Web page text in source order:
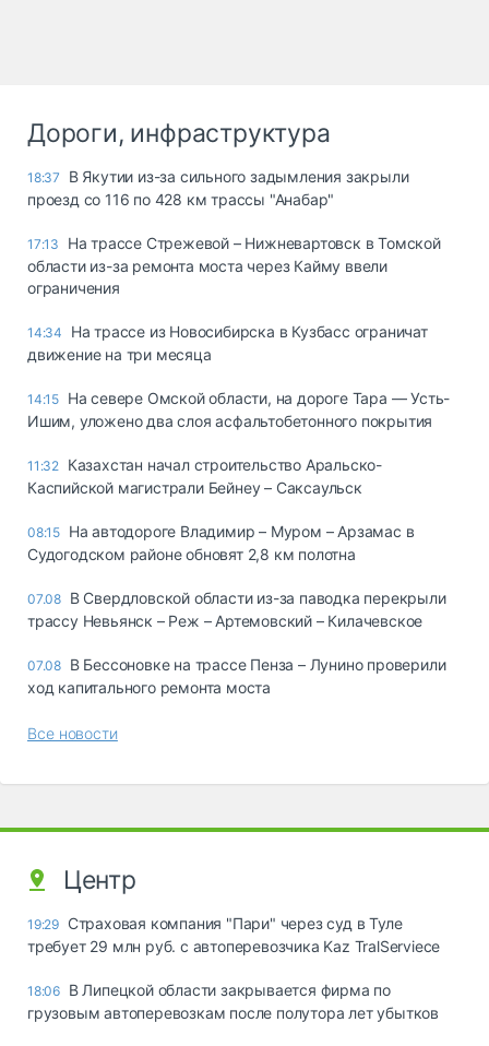
Дороги, инфраструктура
18:37
В Якутии из-за сильного задымления закрыли
проезд со 116 по 428 км трассы "Анабар"
17:13
На трассе Стрежевой – Нижневартовск в Томской
области из-за ремонта моста через Кайму ввели
ограничения
14:34
На трассе из Новосибирска в Кузбасс ограничат
движение на три месяца
14:15 На севере Омской области, на дороге Тара — Усть-
Ишим, уложено два слоя асфальтобетонного покрытия
11:32 Казахстан начал строительство Аральско-
Каспийской магистрали Бейнеу – Саксаульск
08:15 На автодороге Владимир – Муром – Арзамас в
Судогодском районе обновят 2,8 км полотна
07.08 В Свердловской области из-за паводка перекрыли
трассу Невьянск – Реж – Артемовский – Килачевское
07.08 В Бессоновке на трассе Пенза – Лунино проверили
ход капитального ремонта моста
Все новости
Центр
19:29 Страховая компания "Пари" через суд в Туле
требует 29 млн руб. с автоперевозчика Kaz TralServiece
18:06 В Липецкой области закрывается фирма по
грузовым автоперевозкам после полутора лет убытков